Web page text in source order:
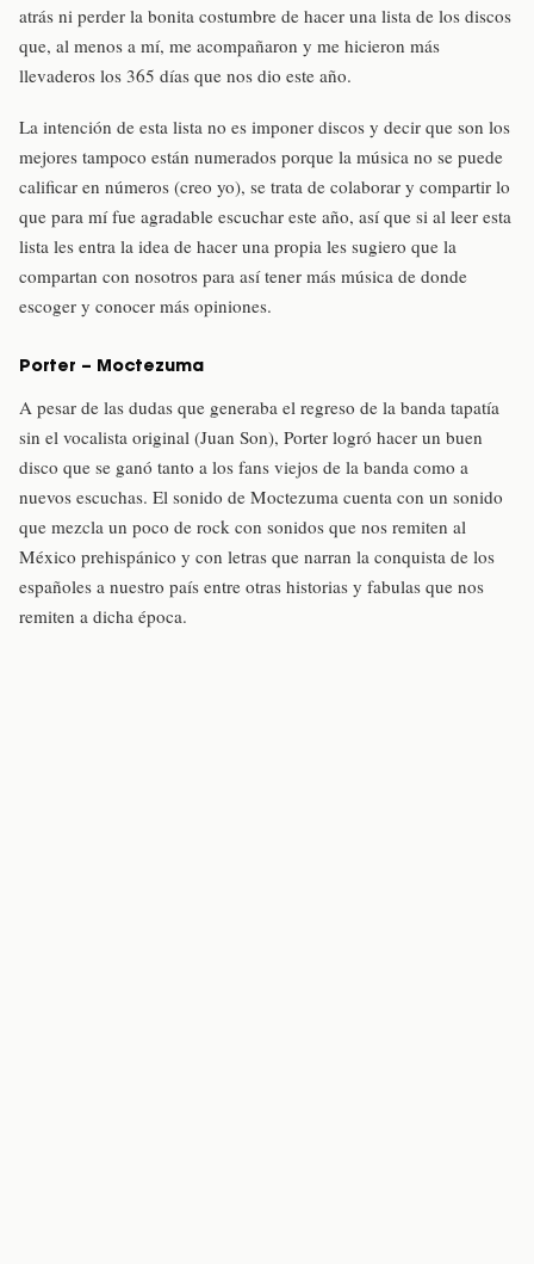
atrás ni perder la bonita costumbre de hacer una lista de los discos
que, al menos a mí, me acompañaron y me hicieron más
llevaderos los 365 días que nos dio este año.
La intención de esta lista no es imponer discos y decir que son los
mejores tampoco están numerados porque la música no se puede
calificar en números (creo yo), se trata de colaborar y compartir lo
que para mí fue agradable escuchar este año, así que si al leer esta
lista les entra la idea de hacer una propia les sugiero que la
compartan con nosotros para así tener más música de donde
escoger y conocer más opiniones.
Porter – Moctezuma
A pesar de las dudas que generaba el regreso de la banda tapatía
sin el vocalista original (Juan Son), Porter logró hacer un buen
disco que se ganó tanto a los fans viejos de la banda como a
nuevos escuchas. El sonido de Moctezuma cuenta con un sonido
que mezcla un poco de rock con sonidos que nos remiten al
México prehispánico y con letras que narran la conquista de los
españoles a nuestro país entre otras historias y fabulas que nos
remiten a dicha época.